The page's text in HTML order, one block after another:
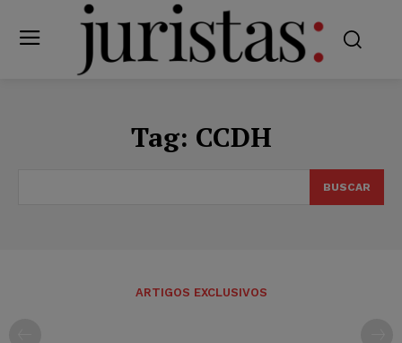
Tag: CCDH
BUSCAR
ARTIGOS EXCLUSIVOS